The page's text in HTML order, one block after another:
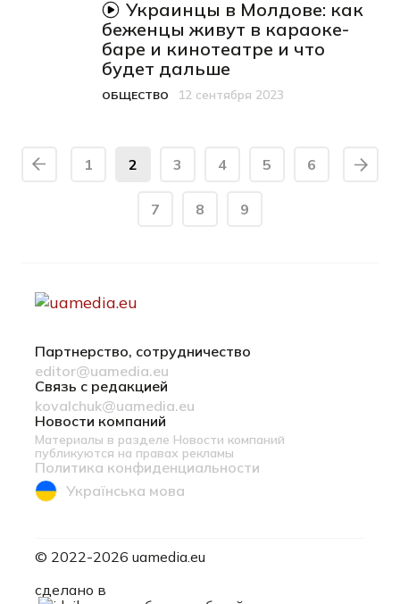
видеоматериал
Украинцы в Молдове: как
беженцы живут в караоке-
баре и кинотеатре и что
будет дальше
Категория
ОБЩЕСТВО
Дата публикации
12 сентября 2023
1 2 3 4 5 6
7 8 9
Партнерство, сотрудничество
editor@uamedia.eu
Связь с редакцией
kovalchuk@uamedia.eu
Новости компаний
Материалы в разделе Новости компаний
публикуются на правах рекламы
Политика конфиденциальности
Українська мова
© 2022-2026 uamedia.eu
сделано в